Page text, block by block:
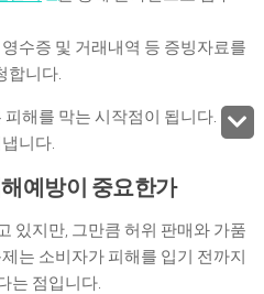
수증 및 거래내역 등 증빙자료를
합니다.
해를 막는 시작점이 됩니다. 작
니다.
예방이 중요한가
있지만, 그만큼 허위 판매와 가품
는 소비자가 피해를 입기 전까지
는 점입니다.